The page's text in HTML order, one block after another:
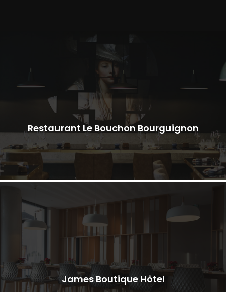
Restaurant Le Bouchon Bourguignon
James Boutique Hôtel